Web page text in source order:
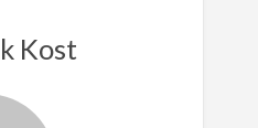
Kost